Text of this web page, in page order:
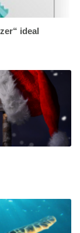
ideal